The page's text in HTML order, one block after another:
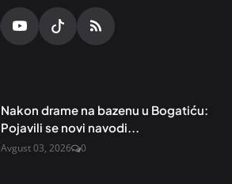
Nakon drame na bazenu u Bogatiću:
Pojavili se novi navodi...
Avgust 03, 2026 0